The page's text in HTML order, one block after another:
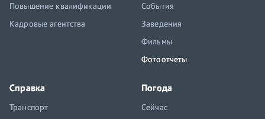
Повышение квалификации
Кадровые агентства
События
Заведения
Фильмы
Фотоотчеты
Справка
Транспорт
Погода
Сейчас